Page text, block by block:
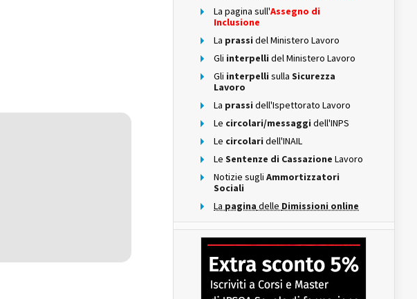
La pagina sull'Assegno di
Inclusione
La prassi del Ministero Lavoro
Gli interpelli del Ministero Lavoro
Gli interpelli sulla Sicurezza
Lavoro
La prassi dell'Ispettorato Lavoro
Le circolari/messaggi dell'INPS
Le circolari dell'INAIL
Le Sentenze di Cassazione Lavoro
Notizie sugli Ammortizzatori
Sociali
La pagina delle Dimissioni online